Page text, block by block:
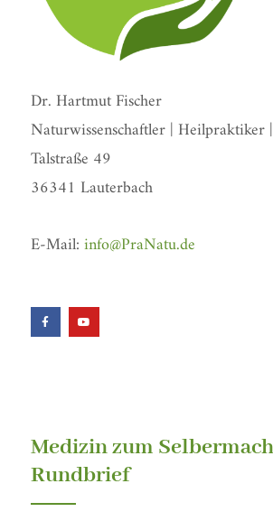
Dr. Hartmut Fischer
Naturwissenschaftler | Heilpraktiker
Talstraße 49
36341 Lauterbach
E-Mail:info@PraNatu.de
F
a
Y
o
Medizin zum
Rundbrief